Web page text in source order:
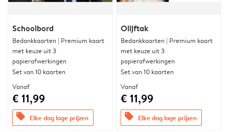
Schoolbord
Bedankkaarten | Premium kaart
met keuze uit 3
papierafwerkingen
Set van 10 kaarten
Vanaf
€ 11,99
offers Elke dag lage prijzen
Olijftak
Bedankkaarten | Premium kaart
met keuze uit 3
papierafwerkingen
Set van 10 kaarten
Vanaf
€ 11,99
offers Elke dag lage prijzen